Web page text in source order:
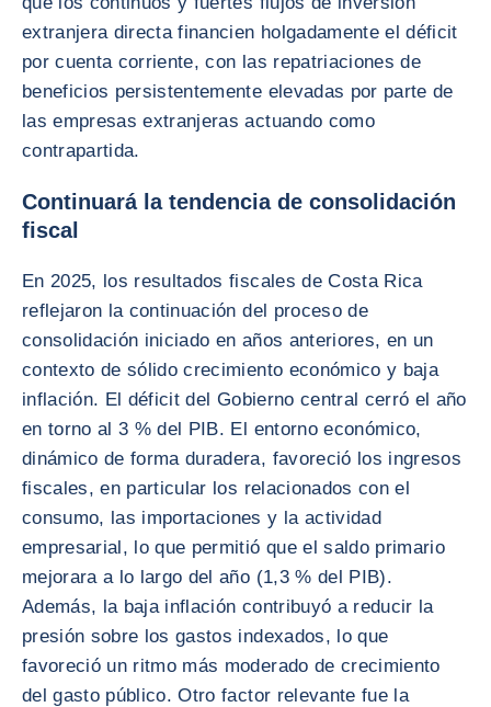
extranjera directa financien holgadamente el déficit
por cuenta corriente, con las repatriaciones de
beneficios persistentemente elevadas por parte de
las empresas extranjeras actuando como
contrapartida.
Continuará la tendencia de consolidación
fiscal
En 2025, los resultados fiscales de Costa Rica
reflejaron la continuación del proceso de
consolidación iniciado en años anteriores, en un
contexto de sólido crecimiento económico y baja
inflación. El déficit del Gobierno central cerró el año
en torno al 3 % del PIB. El entorno económico,
dinámico de forma duradera, favoreció los ingresos
fiscales, en particular los relacionados con el
consumo, las importaciones y la actividad
empresarial, lo que permitió que el saldo primario
mejorara a lo largo del año (1,3 % del PIB).
Además, la baja inflación contribuyó a reducir la
presión sobre los gastos indexados, lo que
favoreció un ritmo más moderado de crecimiento
del gasto público. Otro factor relevante fue la